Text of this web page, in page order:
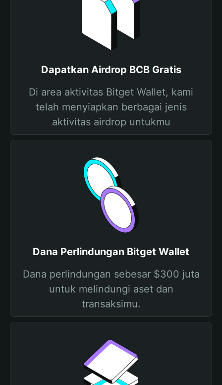
Dapatkan Airdrop BCB Gratis
Di area aktivitas Bitget Wallet, kami
telah menyiapkan berbagai jenis
aktivitas airdrop untukmu
Dana Perlindungan Bitget Wallet
Dana perlindungan sebesar $300 juta
untuk melindungi aset dan
transaksimu.